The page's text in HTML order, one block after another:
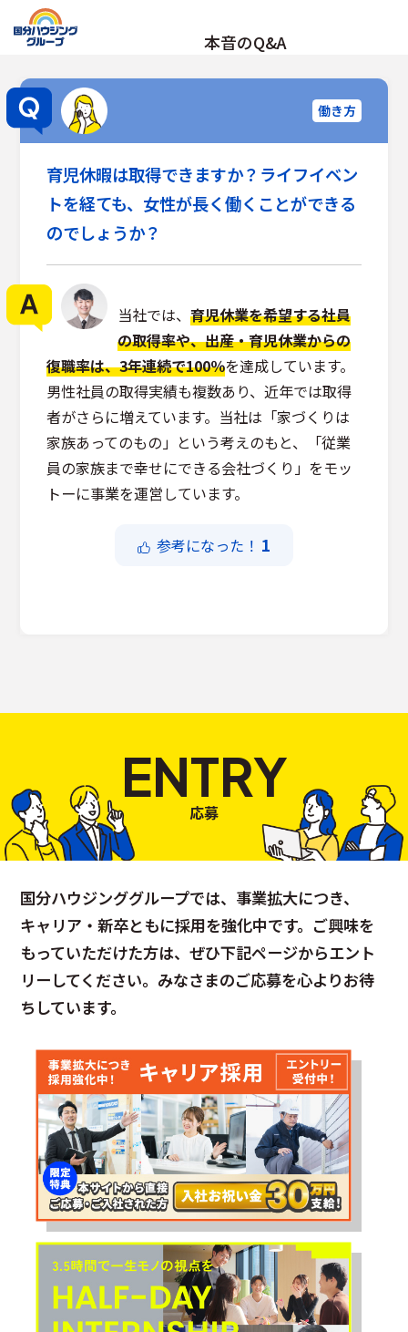
本音のQ&A
働き方
育児休暇は取得できますか？ライフイベン
トを経ても、女性が長く働くことができる
のでしょうか？
当社では、育児休業を希望する社員
の取得率や、出産・育児休業からの
復職率は、3年連続で100％を達成しています。
男性社員の取得実績も複数あり、近年では取得
者がさらに増えています。当社は「家づくりは
家族あってのもの」という考えのもと、「従業
員の家族まで幸せにできる会社づくり」をモッ
トーに事業を運営しています。
参考になった！ 1
ENTRY
応募
国分ハウジンググループでは、事業拡大につき、
キャリア・新卒ともに採用を強化中です。ご興味を
もっていただけた方は、ぜひ下記ページからエント
リーしてください。みなさまのご応募を心よりお待
ちしています。